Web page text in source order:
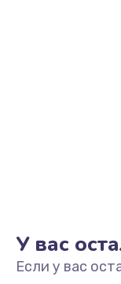
У вас
Если у вас